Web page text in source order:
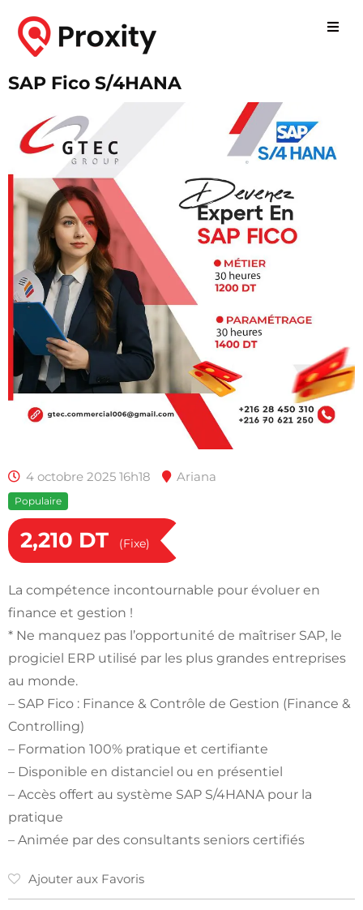
SAP Fico S/4HANA
4 octobre 2025 16h18 Ariana
Populaire
2,210 DT (Fixe)
La compétence incontournable pour évoluer en
finance et gestion !
* Ne manquez pas l’opportunité de maîtriser SAP, le
progiciel ERP utilisé par les plus grandes entreprises
au monde.
– SAP Fico : Finance & Contrôle de Gestion (Finance &
Controlling)
– Formation 100% pratique et certifiante
– Disponible en distanciel ou en présentiel
– Accès offert au système SAP S/4HANA pour la
pratique
– Animée par des consultants seniors certifiés
Ajouter aux Favoris